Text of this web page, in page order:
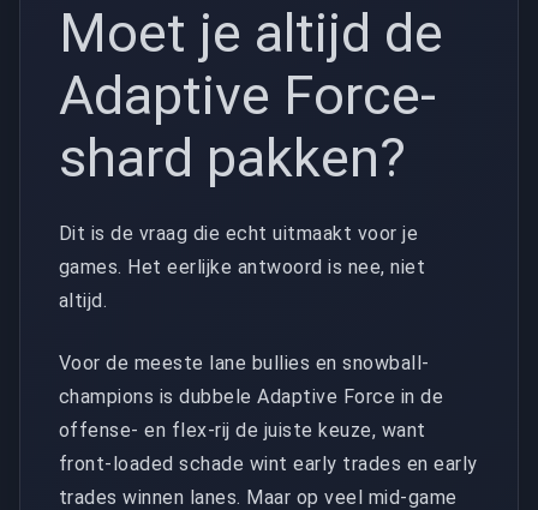
Moet je altijd de
Adaptive Force-
shard pakken?
Dit is de vraag die echt uitmaakt voor je
games. Het eerlijke antwoord is nee, niet
altijd.
Voor de meeste lane bullies en snowball-
champions is dubbele Adaptive Force in de
offense- en flex-rij de juiste keuze, want
front-loaded schade wint early trades en early
trades winnen lanes. Maar op veel mid-game